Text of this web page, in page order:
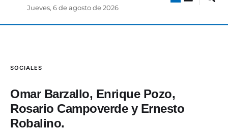
Jueves, 6 de agosto de 2026
SOCIALES
Omar Barzallo, Enrique Pozo,
Rosario Campoverde y Ernesto
Robalino.